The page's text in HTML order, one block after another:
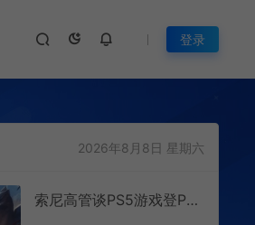
登录
2026年8月8日 星期六
索尼高管谈PS5游戏登PC：一切都是为了吸引新玩家！